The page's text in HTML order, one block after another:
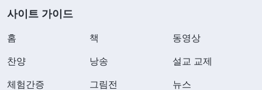
사이트 가이드
홈 책 동영상
찬양 낭송 설교 교제
체험간증 그림전 뉴스